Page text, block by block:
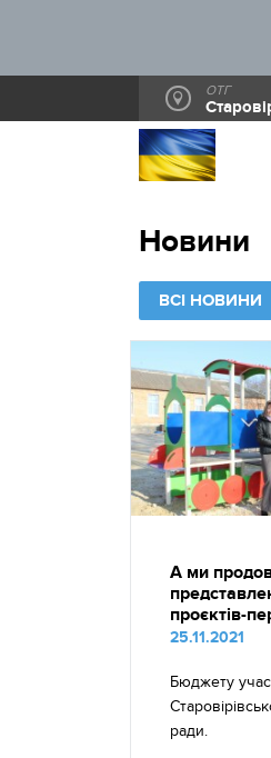
ОТГ
Новини
ВСІ НОВИНИ
А ми
проєктів-
25.11.2021
Бюджету
ради.